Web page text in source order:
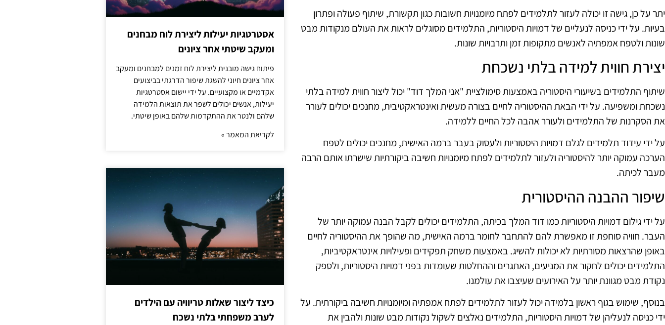
יתר על כן, גישה זו יכולה לעזור לתלמידים לפתח מיומנויות חשובות כגון תקשורת, שיתוף פעולה ופתרון
בעיות. על ידי כניסה לנעליים של דמויות היסטוריות, התלמידים מסוגלים לראות את העולם מנקודות מבט
שונות ולטפח אמפתיה לאנשים מתקופות זמן ותרבויות שונות.
יצירת חווית למידה בלתי נשכחת
שיתוף התלמידים בשיעורי היסטוריה באמצעות סימולציית "אני המלך דוד" יכול ליצור חווית למידה בלתי
נשכחת ומשפיעה. על ידי הבאת ההיסטוריה לחיים בצורה מעשית ואינטראקטיבית, מחנכים יכולים לעורר
את הסקרנות של התלמידים ולעורר אהבה לכל החיים ללמידה.
על ידי עידוד תלמידים לגלם דמויות היסטוריות ולעסוק בעבר ברמה האישית, מחנכים יכולים לטפח
הערכה עמוקה יותר להיסטוריה ולעזור לתלמידים לפתח מיומנויות חשיבה ביקורתיות שישרתו אותם הרבה
מעבר לכיתה.
שיפור ההבנה ההיסטורית
על ידי גילום דמויות היסטוריות כמו דוד המלך בכיתה, התלמידים יכולים לקבל הבנה עמוקה יותר של
העבר. חוויה סוחפת זו מאפשרת להם להתחבר לחומר ברמה האישית, מה שהופך את ההיסטוריה לחיים
באופן שהרצאות מסורתיות לא יכולות להשיג. באמצעות משחק תפקידים ופעילויות אינטראקטיביות,
התלמידים יכולים לחקור את המניעים, האתגרים וההחלטות שעומדות בפני דמויות היסטוריות, ולספק
נקודת מבט מגוונת יותר על האירועים שעיצבו את עולמנו.
בנוסף, שימוש בגוף ראשון בלמידה יכול לעזור לתלמידים לפתח אמפתיה ומיומנויות חשיבה ביקורתית. על
ידי כניסה לנעליהן של דמויות היסטוריות, התלמידים נאלצים לשקול נקודות מבט שונות ולהבין את
אסטרטגיות יעילות ליצירת לוח מבחנים
ומעקב שיטתי אחר ציונים
פיתוח גישה מובנית ליצירת לוח זמנים למבחנים ומעקב
אחר ציונים חיוני להשגת שיפור הדרגתי בביצועים
אקדמיים או מקצועיים. על ידי יישום אסטרטגיות
יעילות, אנשים יכולים לשפר את תוצאות הלמידה
שלהם ולנטר את ההתקדמות שלהם באופן שיטתי.
לקריאת המאמר »
כיצד ליצור שאלות טריוויה עם הילדים
לערב משפחתי בלתי נשכח